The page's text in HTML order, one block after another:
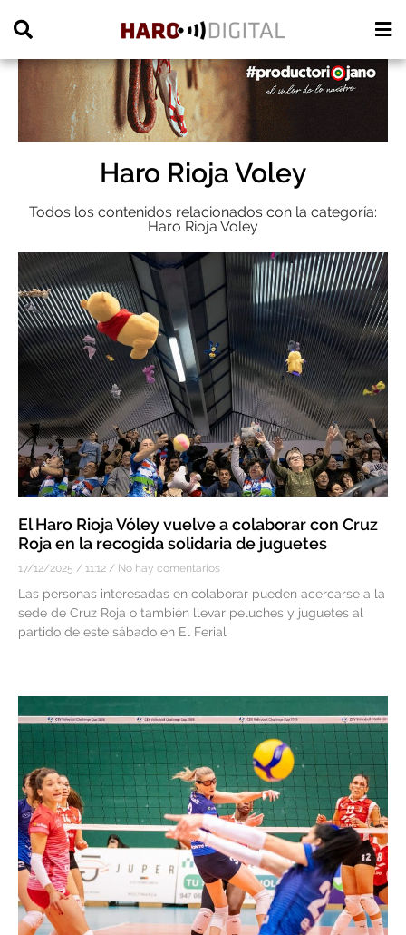
Haro Rioja Voley
Todos los contenidos relacionados con la categoría:
Haro Rioja Voley
El Haro Rioja Vóley vuelve a colaborar con Cruz
Roja en la recogida solidaria de juguetes
17/12/2025 11:12 No hay comentarios
Las personas interesadas en colaborar pueden acercarse a la
sede de Cruz Roja o también llevar peluches y juguetes al
partido de este sábado en El Ferial